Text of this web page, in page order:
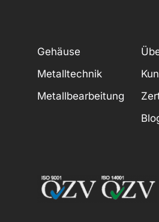
Gehäuse
Metalltechnik
Metallbearbeitung